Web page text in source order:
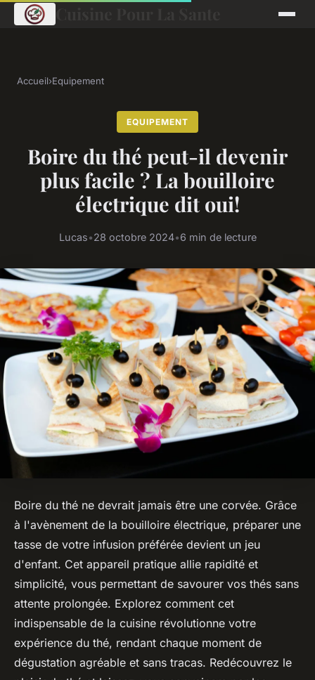
Accueil›Equipement
EQUIPEMENT
Boire du thé peut-il devenir
plus facile ? La bouilloire
électrique dit oui!
Lucas•28 octobre 2024•6 min de lecture
Boire du thé ne devrait jamais être une corvée. Grâce
à l'avènement de la bouilloire électrique, préparer une
tasse de votre infusion préférée devient un jeu
d'enfant. Cet appareil pratique allie rapidité et
simplicité, vous permettant de savourer vos thés sans
attente prolongée. Explorez comment cet
indispensable de la cuisine révolutionne votre
expérience du thé, rendant chaque moment de
dégustation agréable et sans tracas. Redécouvrez le